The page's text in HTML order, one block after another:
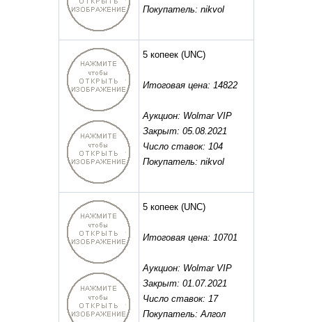
Покупатель: nikvol
5 копеек(UNC)
Итоговая цена: 14822
Аукцион: Wolmar VIP
Закрыт: 05.08.2021
Число ставок: 104
Покупатель: nikvol
5 копеек(UNC)
Итоговая цена: 10701
Аукцион: Wolmar VIP
Закрыт: 01.07.2021
Число ставок: 17
Покупатель: Алгол